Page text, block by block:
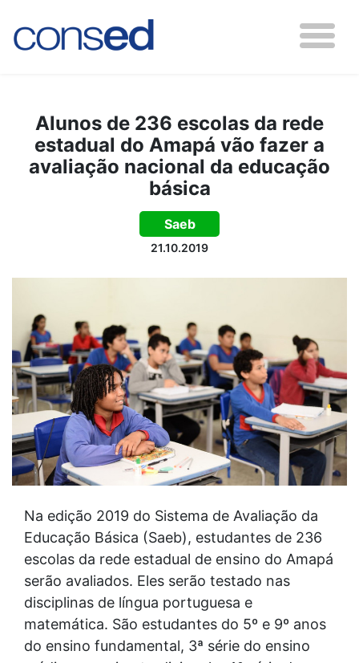
Alunos de 236 escolas da rede
estadual do Amapá vão fazer a
avaliação nacional da educação
básica
Saeb
21.10.2019
Na edição 2019 do Sistema de Avaliação da
Educação Básica (Saeb), estudantes de 236
escolas da rede estadual de ensino do Amapá
serão avaliados. Eles serão testado nas
disciplinas de língua portuguesa e
matemática. São estudantes do 5º e 9º anos
do ensino fundamental, 3ª série do ensino